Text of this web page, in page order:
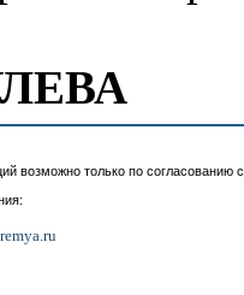
возможно только по согласованию